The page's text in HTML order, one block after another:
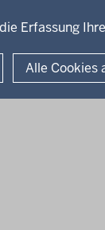
Erfassung
Alle Cookies
2
1
-